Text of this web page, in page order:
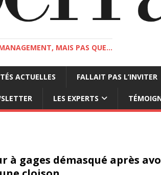
MAIS PAS QUE...
ACTUELLES FALLAIT PAS L’INVITER
LES EXPERTS
à gages démasqué après